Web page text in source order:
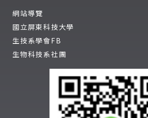
網站導覽
國立屏東科技大學
生技系學會FB
生物科技系社團